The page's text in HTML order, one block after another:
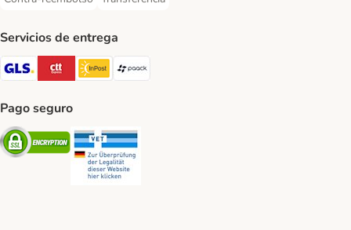
Contra-reembolso Payment MethodTransferencia Payment Method
Servicios de entrega
GLS Shipping Method
CTTExpress Shipping Method
InPost Shipping Method
paack Shipping Method
Pago seguro
Security